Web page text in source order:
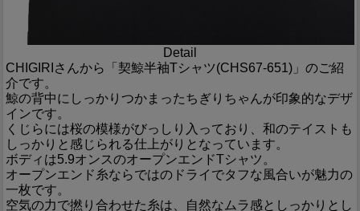
Detail
CHIGIRIさんから「契鯨半袖Tシャツ(CHS67-651)」のご紹
介です。
鯨の背中にしっかりつかまったちぎりちゃんが印象的なデザ
インです。
くじらには桜の模様がびっしり入っており、和のテイストも
しっかりと感じられる仕上がりとなっています。
ボディは5.9オンスのオープンエンドTシャツ。
オープンエンド糸ならではのドライでタフな風合いが魅力の
一枚です。
空気の力で撚り合わせた糸は、自然なムラ感としっかりとし